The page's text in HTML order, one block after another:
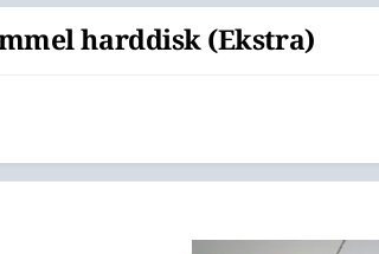
harddisk (Ekstra)